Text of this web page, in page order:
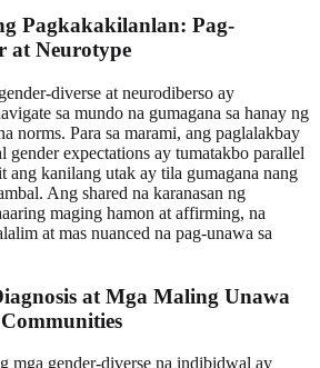
Pagkakakilanlan: Pag-
at Neurotype
diverse at neurodiberso ay
sa mundo na gumagana sa hanay ng
norms. Para sa marami, ang paglalakbay
gender expectations ay tumatakbo parallel
ang kanilang utak ay tila gumagana nang
Ang shared na karanasan ng
maging hamon at affirming, na
at mas nuanced na pag-unawa sa
at Mga Maling Unawa
mga gender-diverse na indibidwal ay